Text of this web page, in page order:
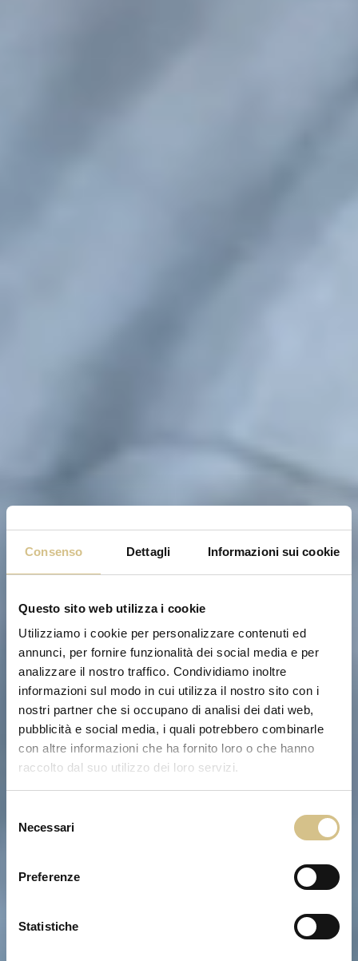
Consenso Dettagli Informazioni sui cookie
Questo sito web utilizza i cookie
Utilizziamo i cookie per personalizzare contenuti ed
annunci, per fornire funzionalità dei social media e per
analizzare il nostro traffico. Condividiamo inoltre
informazioni sul modo in cui utilizza il nostro sito con i
nostri partner che si occupano di analisi dei dati web,
pubblicità e social media, i quali potrebbero combinarle
con altre informazioni che ha fornito loro o che hanno
raccolto dal suo utilizzo dei loro servizi.
delNecessari
Preferenze
Statistiche